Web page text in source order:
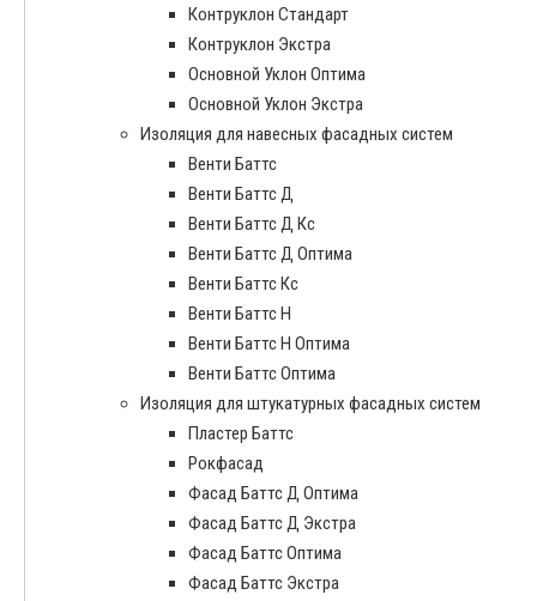
Контруклон Стандарт
Контруклон Экстра
Основной Уклон Оптима
Основной Уклон Экстра
Изоляция для навесных фасадных систем
Венти Баттс
Венти Баттс Д
Венти Баттс Д Кс
Венти Баттс Д Оптима
Венти Баттс Кс
Венти Баттс Н
Венти Баттс Н Оптима
Венти Баттс Оптима
Изоляция для штукатурных фасадных систем
Пластер Баттс
Рокфасад
Фасад Баттс Д Оптима
Фасад Баттс Д Экстра
Фасад Баттс Оптима
Фасад Баттс Экстра